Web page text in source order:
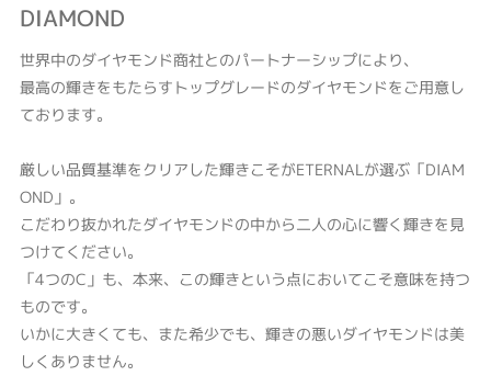
DIAMOND
世界中のダイヤモンド商社とのパートナーシップにより、
最高の輝きをもたらすトップグレードのダイヤモンドをご用意し
ております。
厳しい品質基準をクリアした輝きこそがETERNALが選ぶ「DIAM
OND」。
こだわり抜かれたダイヤモンドの中から二人の心に響く輝きを見
つけてください。
「4つのC」も、本来、この輝きという点においてこそ意味を持つ
ものです。
いかに大きくても、また希少でも、輝きの悪いダイヤモンドは美
しくありません。